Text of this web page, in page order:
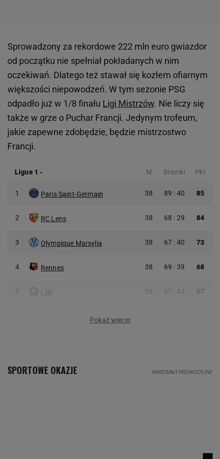
Sprowadzony za rekordowe 222 mln euro gwiazdor
od początku nie spełniał pokładanych w nim
oczekiwań. Dlatego też stawał się kozłem ofiarnym
większości niepowodzeń. W tym sezonie PSG
odpadło już w 1/8 finału Ligi Mistrzów. Nie liczy się
także w grze o Puchar Francji. Jedynym trofeum,
jakie zapewne zdobędzie, będzie mistrzostwo
Francji.
Ligue 1 - M Bramki Pkt
1 Paris Saint-Germain 38 89 : 40 85
2 RC Lens 38 68 : 29 84
3 Olympique Marsylia 38 67 : 40 73
4 Rennes 38 69 : 39 68
5 Lille 38 65 : 44 67
Pokaż więcej